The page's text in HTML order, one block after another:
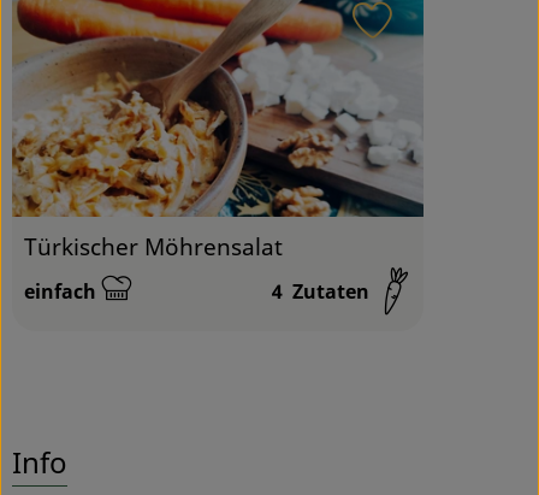
Türkischer Möhrensalat
Schwierigkeit:
einfach 4 Zutaten
Rezept zu
Info